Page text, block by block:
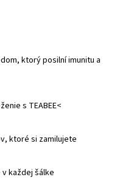
ktorý posilní imunitu a
s TEABEE<
ktoré si zamilujete
každej šálke